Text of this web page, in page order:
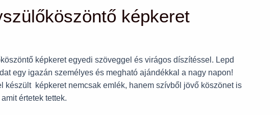
képkeret
képkeret egyedi szöveggel és virágos díszítéssel. Lepd
egy igazán személyes és megható ajándékkal a nagy napon!
készült képkeret nemcsak emlék, hanem szívből jövő köszönet is
értetek tettek.